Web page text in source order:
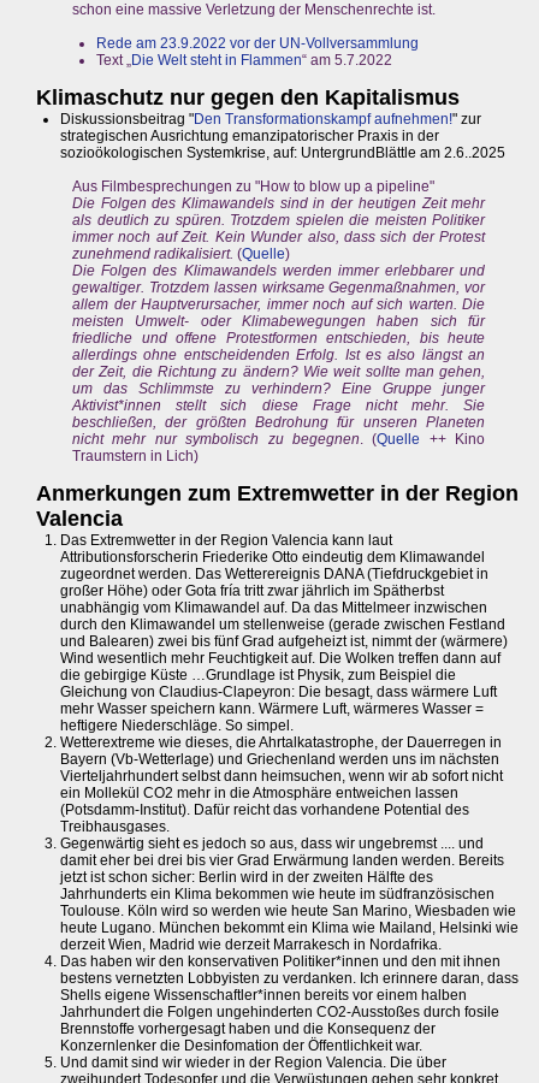
schon eine massive Verletzung der Menschenrechte ist.
Rede am 23.9.2022 vor der UN-Vollversammlung
Text „Die Welt steht in Flammen“ am 5.7.2022
Klimaschutz nur gegen den Kapitalismus
Diskussionsbeitrag "Den Transformationskampf aufnehmen!" zur
strategischen Ausrichtung emanzipatorischer Praxis in der
sozioökologischen Systemkrise, auf: UntergrundBlättle am 2.6..2025
Aus Filmbesprechungen zu "How to blow up a pipeline"
Die Folgen des Klimawandels sind in der heutigen Zeit mehr
als deutlich zu spüren. Trotzdem spielen die meisten Politiker
immer noch auf Zeit. Kein Wunder also, dass sich der Protest
zunehmend radikalisiert. (Quelle)
Die Folgen des Klimawandels werden immer erlebbarer und
gewaltiger. Trotzdem lassen wirksame Gegenmaßnahmen, vor
allem der Hauptverursacher, immer noch auf sich warten. Die
meisten Umwelt- oder Klimabewegungen haben sich für
friedliche und offene Protestformen entschieden, bis heute
allerdings ohne entscheidenden Erfolg. Ist es also längst an
der Zeit, die Richtung zu ändern? Wie weit sollte man gehen,
um das Schlimmste zu verhindern? Eine Gruppe junger
Aktivist*innen stellt sich diese Frage nicht mehr. Sie
beschließen, der größten Bedrohung für unseren Planeten
nicht mehr nur symbolisch zu begegnen. (Quelle
++ Kino
Traumstern in Lich)
Anmerkungen zum Extremwetter in der Region
Valencia
Das Extremwetter in der Region Valencia kann laut
Attributionsforscherin Friederike Otto eindeutig dem Klimawandel
zugeordnet werden. Das Wetterereignis DANA (Tiefdruckgebiet in
großer Höhe) oder Gota fría tritt zwar jährlich im Spätherbst
unabhängig vom Klimawandel auf. Da das Mittelmeer inzwischen
durch den Klimawandel um stellenweise (gerade zwischen Festland
und Balearen) zwei bis fünf Grad aufgeheizt ist, nimmt der (wärmere)
Wind wesentlich mehr Feuchtigkeit auf. Die Wolken treffen dann auf
die gebirgige Küste …Grundlage ist Physik, zum Beispiel die
Gleichung von Claudius-Clapeyron: Die besagt, dass wärmere Luft
mehr Wasser speichern kann. Wärmere Luft, wärmeres Wasser =
heftigere Niederschläge. So simpel.
Wetterextreme wie dieses, die Ahrtalkatastrophe, der Dauerregen in
Bayern (Vb-Wetterlage) und Griechenland werden uns im nächsten
Vierteljahrhundert selbst dann heimsuchen, wenn wir ab sofort nicht
ein Mollekül CO2 mehr in die Atmosphäre entweichen lassen
(Potsdamm-Institut). Dafür reicht das vorhandene Potential des
Treibhausgases.
Gegenwärtig sieht es jedoch so aus, dass wir ungebremst .... und
damit eher bei drei bis vier Grad Erwärmung landen werden. Bereits
jetzt ist schon sicher: Berlin wird in der zweiten Hälfte des
Jahrhunderts ein Klima bekommen wie heute im südfranzösischen
Toulouse. Köln wird so werden wie heute San Marino, Wiesbaden wie
heute Lugano. München bekommt ein Klima wie Mailand, Helsinki wie
derzeit Wien, Madrid wie derzeit Marrakesch in Nordafrika.
Das haben wir den konservativen Politiker*innen und den mit ihnen
bestens vernetzten Lobbyisten zu verdanken. Ich erinnere daran, dass
Shells eigene Wissenschaftler*innen bereits vor einem halben
Jahrhundert die Folgen ungehinderten CO2-Ausstoßes durch fosile
Brennstoffe vorhergesagt haben und die Konsequenz der
Konzernlenker die Desinfomation der Öffentlichkeit war.
Und damit sind wir wieder in der Region Valencia. Die über